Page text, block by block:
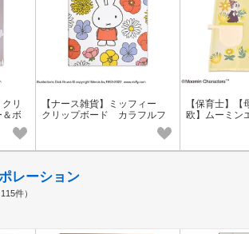
リ
ボ
【ナース雑貨】ミッフィー
クリップボード カラフルフ
【保育士】
欧】ムーミン
レーション
115件）